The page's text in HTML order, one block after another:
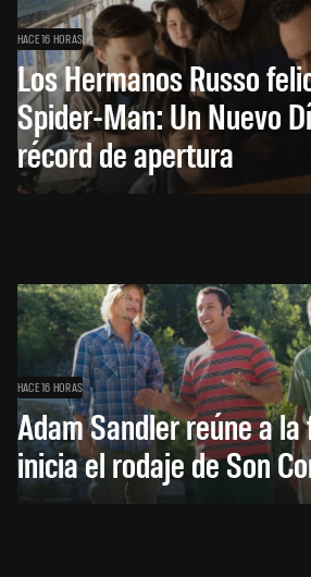
HACE 16 HORAS
Los Hermanos Russo
Spider-Man: Un Nuevo
récord de apertura
HACE 16 HORAS
Adam Sandler reúne a
inicia el rodaje de Son